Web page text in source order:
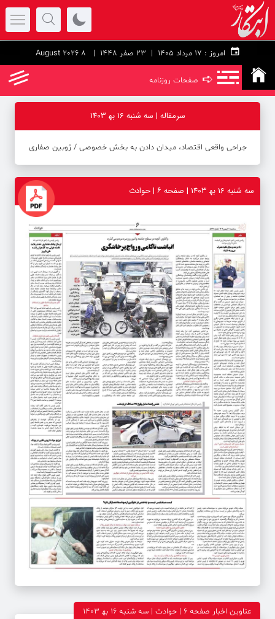
امروز : 23 صفر 1448 | 8 August 2026
➪ صفحات روزنامه
سرمقاله | سه شنبه 16 به‍ 1403
جراحی واقعی اقتصاد، میدان دادن به بخش خصوصی / ژوبین صفاری
سه شنبه 16 به‍ 1403 | صفحه ۶ | حوادث
عناوین اخبار صفحه ۶ | حوادث | سه شنبه 16 به‍ 1403